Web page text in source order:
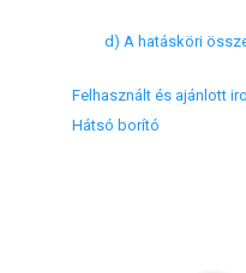
d) A hatásköri
Felhasznált és ajánlott
Hátsó borító